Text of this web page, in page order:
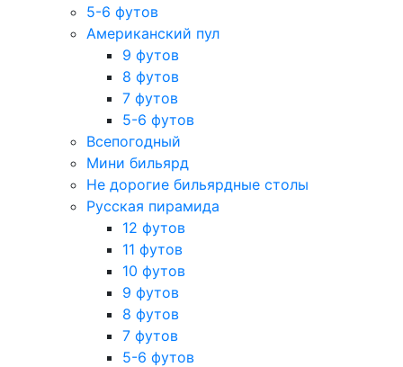
5-6 футов
Американский пул
9 футов
8 футов
7 футов
5-6 футов
Всепогодный
Мини бильярд
Не дорогие бильярдные столы
Русская пирамида
12 футов
11 футов
10 футов
9 футов
8 футов
7 футов
5-6 футов